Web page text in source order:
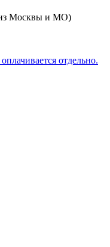
из Москвы и МО)
отдельно.